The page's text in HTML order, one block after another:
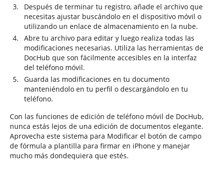
Después de terminar tu registro, añade el archivo que
necesitas ajustar buscándolo en el dispositivo móvil o
utilizando un enlace de almacenamiento en la nube.
Abre tu archivo para editar y luego realiza todas las
modificaciones necesarias. Utiliza las herramientas de
DocHub que son fácilmente accesibles en la interfaz
del teléfono móvil.
Guarda las modificaciones en tu documento
manteniéndolo en tu perfil o descargándolo en tu
teléfono.
Con las funciones de edición de teléfono móvil de DocHub,
nunca estás lejos de una edición de documentos elegante.
Aprovecha este sistema para Modificar el botón de campo
de fórmula a plantilla para firmar en iPhone y manejar
mucho más dondequiera que estés.